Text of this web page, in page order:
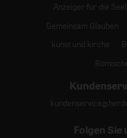
Anzeiger für die
Gemeinsam Glauben
kunst und kirche
Folgen Sie